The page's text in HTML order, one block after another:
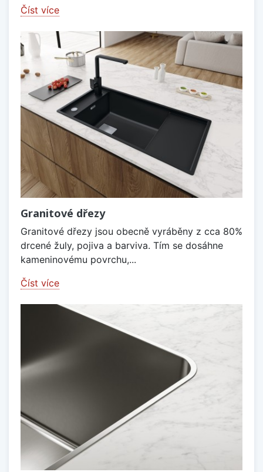
Číst více
Granitové dřezy
Granitové dřezy jsou obecně vyráběny z cca 80%
drcené žuly, pojiva a barviva. Tím se dosáhne
kameninovému povrchu,...
Číst více